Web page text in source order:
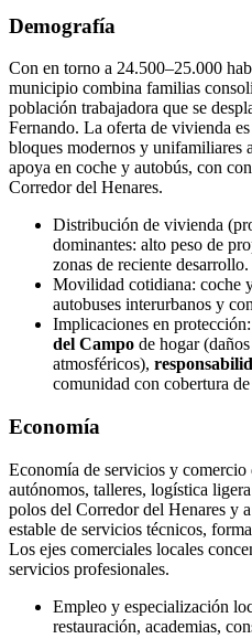
Demografía
Con en torno a 24.500–25.000
municipio combina familias
población trabajadora que se
Fernando. La oferta de vivienda
bloques modernos y unifamiliares
apoya en coche y autobús, con
Corredor del Henares.
Distribución de vivienda
dominantes: alto peso de
zonas de reciente desarrollo.
Movilidad cotidiana: coche
autobuses interurbanos y
Implicaciones en
del Campo de hogar
atmosféricos),
comunidad con cobertura
Economía
Economía de servicios y
autónomos, talleres, logística
polos del Corredor del Henares y
estable de servicios técnicos,
Los ejes comerciales locales
servicios profesionales.
Empleo y especialización
restauración, academias,